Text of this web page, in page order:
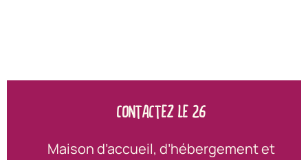
CONTACTEZ LE 26
Maison d’accueil, d’hébergement et